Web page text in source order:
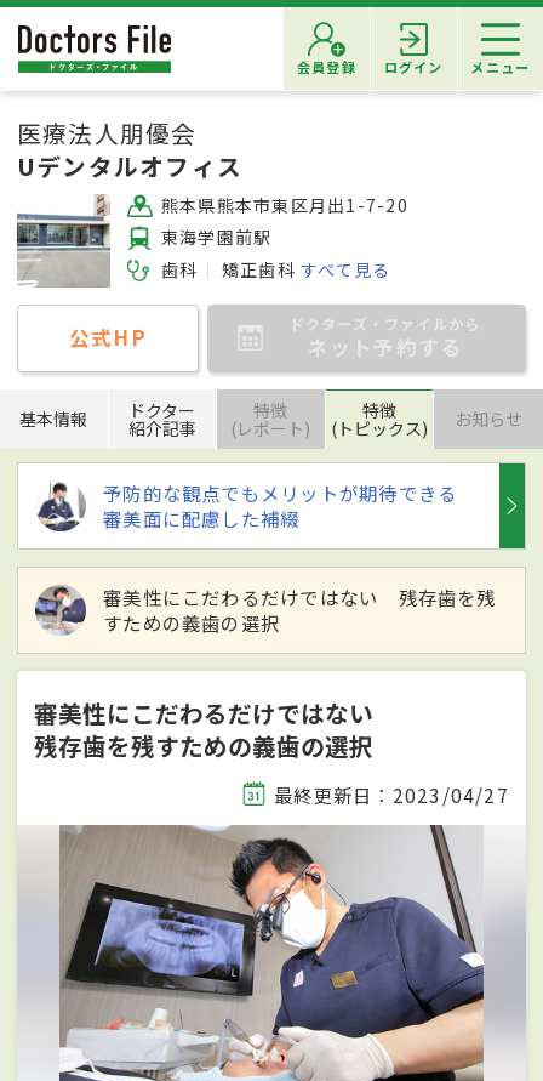
会員登録 ログイン メニュー
医療法人朋優会
Uデンタルオフィス
熊本県熊本市東区月出1-7-20
東海学園前駅
歯科
矯正歯科 すべて見る
公式HP ドクターズ・ファイルから
ネット予約する
基本情報 ドクター
紹介記事
特徴
(レポート)
特徴
(トピックス) お知らせ
予防的な観点でもメリットが期待できる
審美面に配慮した補綴
審美性にこだわるだけではない 残存歯を残
すための義歯の選択
審美性にこだわるだけではない
残存歯を残すための義歯の選択
最終更新日：2023/04/27